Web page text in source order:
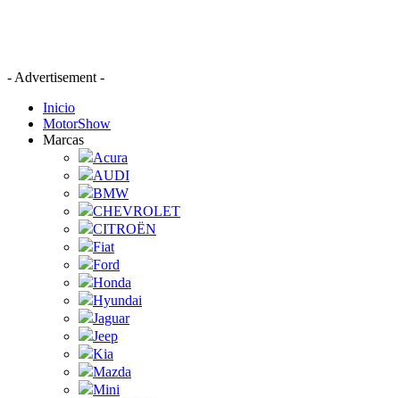
- Advertisement -
Inicio
MotorShow
Marcas
Acura
AUDI
BMW
CHEVROLET
CITROËN
Fiat
Ford
Honda
Hyundai
Jaguar
Jeep
Kia
Mazda
Mini